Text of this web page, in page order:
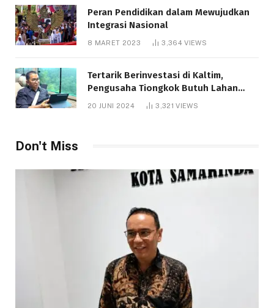
Peran Pendidikan dalam Mewujudkan
Integrasi Nasional
8 MARET 2023 3,364VIEWS
Tertarik Berinvestasi di Kaltim,
Pengusaha Tiongkok Butuh Lahan
1.000 Hektare
20 JUNI 2024 3,321VIEWS
Don't Miss